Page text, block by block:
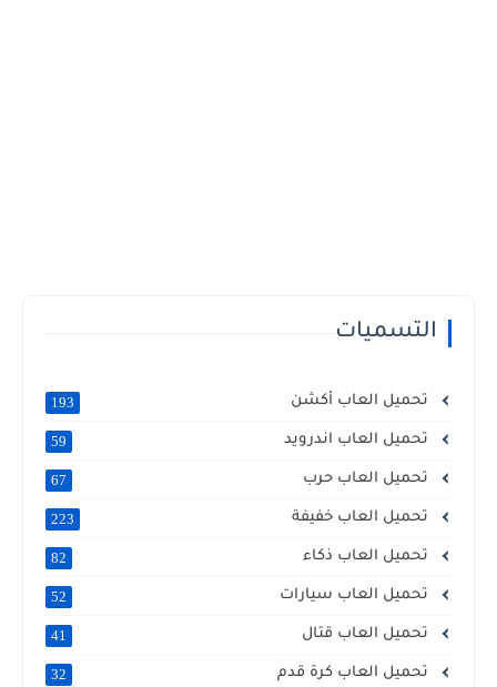
التسميات
تحميل العاب أكشن 193
تحميل العاب اندرويد 59
تحميل العاب حرب 67
تحميل العاب خفيفة 223
تحميل العاب ذكاء 82
تحميل العاب سيارات 52
تحميل العاب قتال 41
تحميل العاب كرة قدم 32